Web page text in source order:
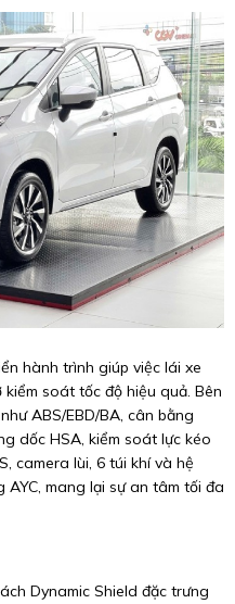
hành trình giúp việc lái xe
soát tốc độ hiệu quả. Bên
ABS/EBD/BA, cân bằng
dốc HSA, kiểm soát lực kéo
camera lùi, 6 túi khí và hệ
mang lại sự an tâm tối đa
Dynamic Shield đặc trưng